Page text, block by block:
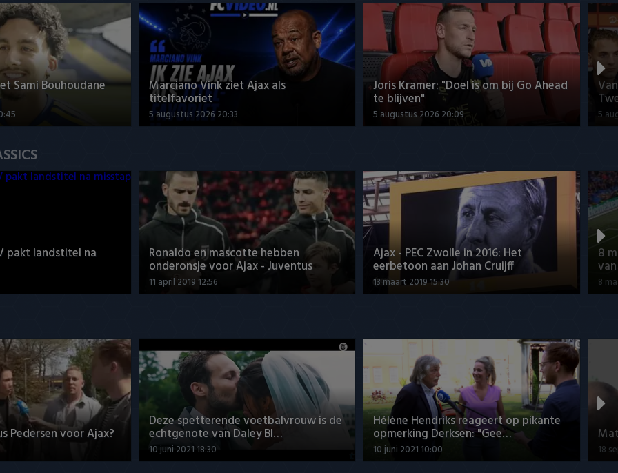
Sami Bouhoudane Marciano Vink ziet Ajax als
titelfavoriet
5 augustus 2026 20:33
Joris Kramer: "Doel is om bij Go Ahead
te blijven"
5 augustus 2026 20:09 5
pakt landstitel na Ronaldo en mascotte hebben
onderonsje voor Ajax - Juventus
11 april 2019 12:56
Ajax - PEC Zwolle in 2016: Het
eerbetoon aan Johan Cruijff
13 maart 2019 15:30
8
8
Pedersen voor Ajax?
Deze spetterende voetbalvrouw is de
echtgenote van Daley Bl…
10 juni 2021 18:30
Hélène Hendriks reageert op pikante
opmerking Derksen: "Gee…
10 juni 2021 10:00 18